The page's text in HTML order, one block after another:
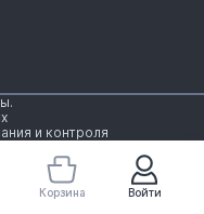
Войти
Корзина
и контроля